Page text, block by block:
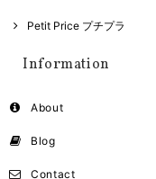
Petit Price プチプラ
Information
About
Blog
Contact